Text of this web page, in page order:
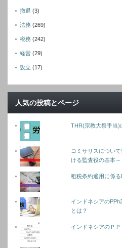
撤退 (3)
法務 (269)
税務 (242)
経営 (29)
設立 (17)
人気の投稿とページ
THR(宗教大祭手当)
コミサリスについ
ける監査役の基本～
租税条約適用に係
インドネシアの
とは？
インドネシアのＰ